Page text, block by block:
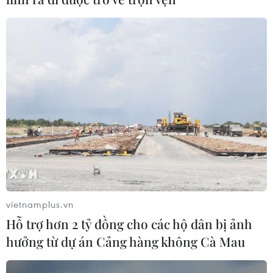
Trung Quốc duy trì cảnh báo mưa
lớn và dông mạnh
“Tỏa sáng Nghị lực Việt” 2026 đồng
hành cùng thanh niên khuyết tật
04/08/2026 11:14
Lở đất tại Ethiopia khiến ít nhất 14
04/08/2026 10:53
vietnamplus.vn
Hỗ trợ hơn 2 tỷ đồng cho các hộ dân bị ảnh
hưởng từ dự án Cảng hàng không Cà Mau